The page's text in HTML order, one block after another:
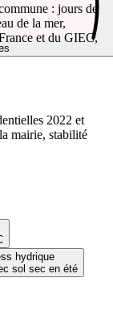
hydrique
sol sec en été
: jours de
de la mer,
et du GIEC,
2022 et
mairie, stabilité